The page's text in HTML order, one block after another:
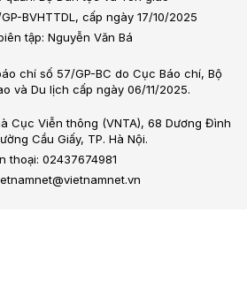
BVHTTDL, cấp ngày 17/10/2025
tập: Nguyễn Văn Bá
chí số 57/GP-BC do Cục Báo chí, Bộ
và Du lịch cấp ngày 06/11/2025.
Cục Viễn thông (VNTA), 68 Dương Đình
Cầu Giấy, TP. Hà Nội.
thoại: 02437674981